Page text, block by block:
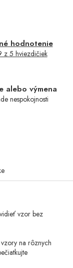
hodnotenie
z 5 hviezdičiek
alebo výmena
nespokojnosti
vzor bez
na rôznych